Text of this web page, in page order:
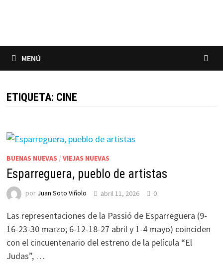
MENÚ
ETIQUETA: CINE
BUENAS NUEVAS / VIEJAS NUEVAS
Esparreguera, pueblo de artistas
por Juan Soto Viñolo abril 11, 2026 0
Las representaciones de la Passió de Esparreguera (9-
16-23-30 marzo; 6-12-18-27 abril y 1-4 mayo) coinciden
con el cincuentenario del estreno de la película “El
Judas”, …